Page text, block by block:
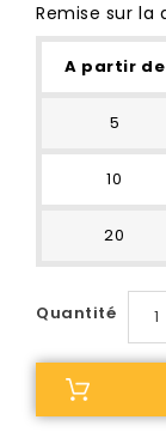
Remise sur la
A partir de
5
10
20
Quantité